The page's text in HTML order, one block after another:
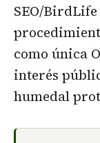
SEO/
como única
interés
humedal